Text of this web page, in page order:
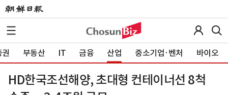
부동산 IT 금융 산업 중소기업·벤처 바이오
HD한국조선해양, 초대형 컨테이너선 8척